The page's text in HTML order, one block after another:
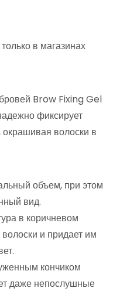
в магазинах
Brow Fixing Gel
фиксирует
волоски в
объем, при этом
вид.
в коричневом
и придает им
кончиком
даже непослушные